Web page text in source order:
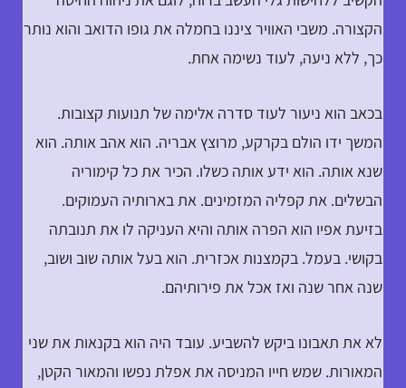
הקצורה. משבי האוויר ציננו בחמלה את גופו הדואב והוא נותר
כך, ללא ניעה, לעוד נשימה אחת.
בכאב הוא ניעור לעוד סדרה אלימה של תנועות קצובות.
המשך ידו הולם בקרקע, מרוצץ אבריה. הוא אהב אותה. הוא
שנא אותה. הוא ידע אותה כשלו. הכיר את כל קימוריה
הבשלים. את קפליה המזמינים. את בארותיה העמוקים.
בזיעת אפיו הוא הפרה אותה והיא העניקה לו את תנובתה
בקושי. בעמל. בקמצנות אכזרית. הוא בעל אותה שוב ושוב,
שנה אחר שנה ואז אכל את פירותיהם.
לא את תאבונו ביקש להשביע. עובד היה הוא בקנאות את שני
המאורות. שמש חייו המניסה את אפלת נפשו והמאור הקטן,